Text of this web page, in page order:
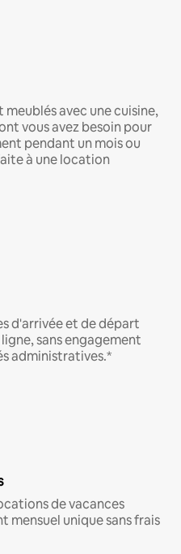
avec une cuisine,
vous avez besoin pour
pendant un mois ou
à une location
d'arrivée et de départ
sans engagement
administratives.*
de vacances
mensuel unique sans frais